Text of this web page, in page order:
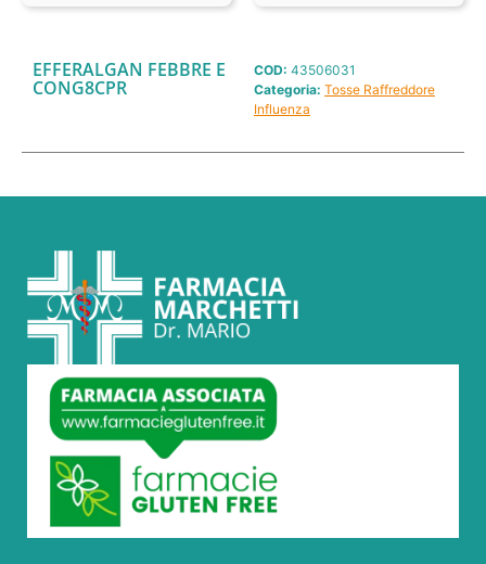
EFFERALGAN FEBBRE E
CONG8CPR
COD: 43506031
Categoria: Tosse Raffreddore
Influenza